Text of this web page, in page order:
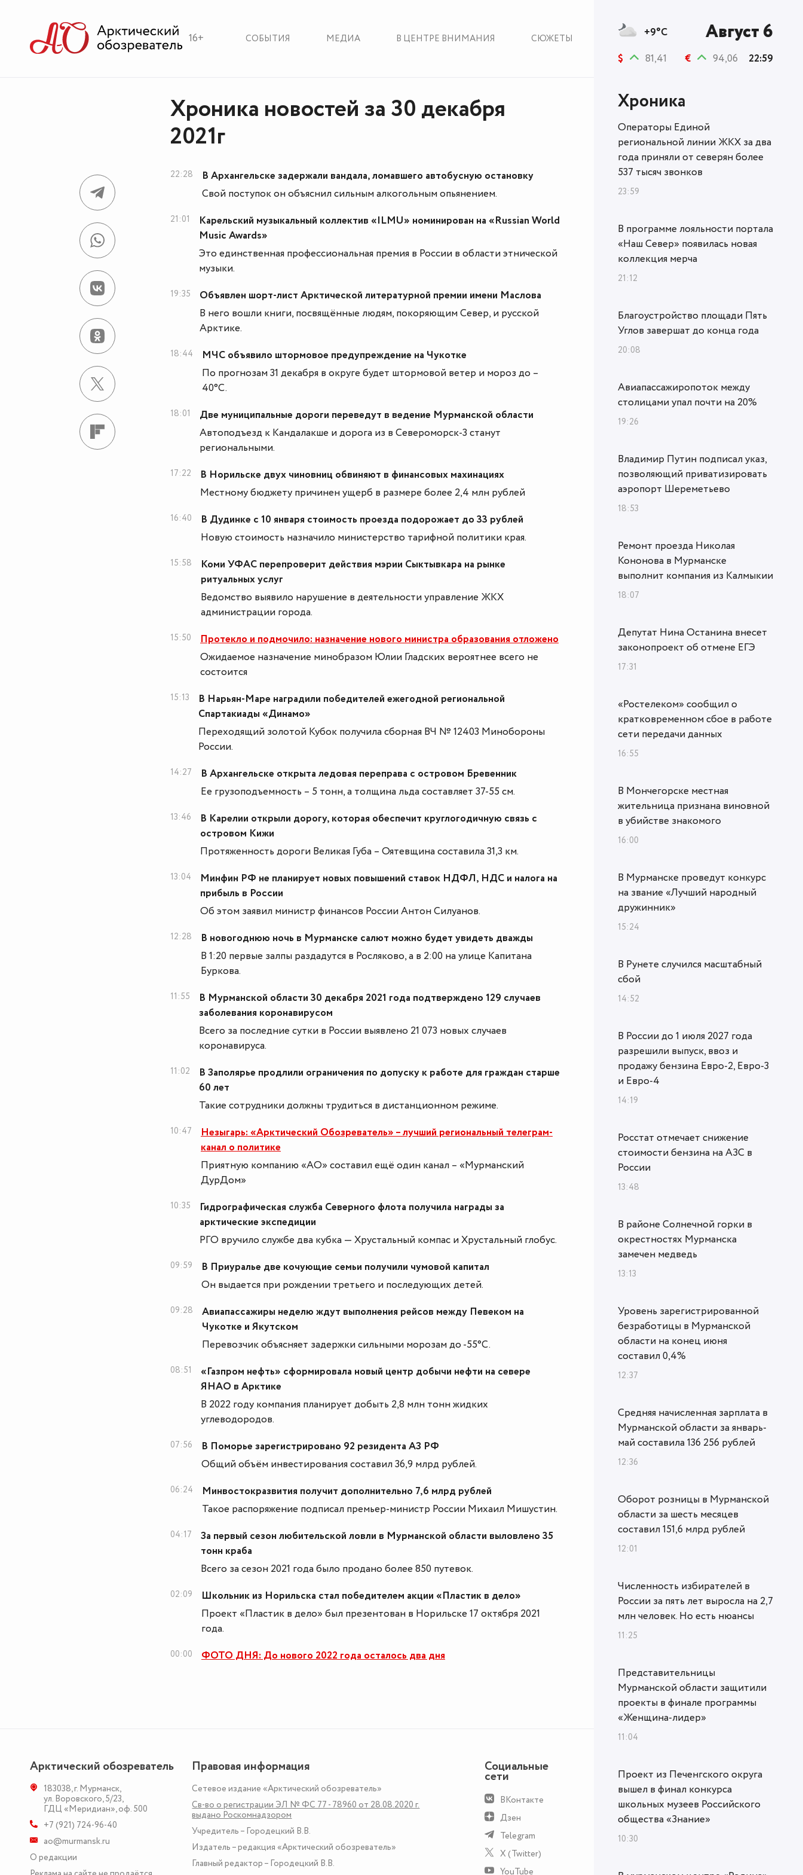
16+ СОБЫТИЯ МЕДИА В ЦЕНТРЕ ВНИМАНИЯ СЮЖЕТЫ
Хроника новостей за 30 декабря
2021г
22:28
В Архангельске задержали вандала, ломавшего автобусную остановку
Свой поступок он объяснил сильным алкогольным опьянением.
21:01
Карельский музыкальный коллектив «ILMU» номинирован на «Russian World
Music Awards»
Это единственная профессиональная премия в России в области этнической
музыки.
19:35
Объявлен шорт-лист Арктической литературной премии имени Маслова
В него вошли книги, посвящённые людям, покоряющим Север, и русской
Арктике.
18:44
МЧС объявило штормовое предупреждение на Чукотке
По прогнозам 31 декабря в округе будет штормовой ветер и мороз до –
40°С.
18:01
Две муниципальные дороги переведут в ведение Мурманской области
Автоподъезд к Кандалакше и дорога из в Североморск-3 станут
региональными.
17:22
В Норильске двух чиновниц обвиняют в финансовых махинациях
Местному бюджету причинен ущерб в размере более 2,4 млн рублей
16:40
В Дудинке с 10 января стоимость проезда подорожает до 33 рублей
Новую стоимость назначило министерство тарифной политики края.
15:58
Коми УФАС перепроверит действия мэрии Сыктывкара на рынке
ритуальных услуг
Ведомство выявило нарушение в деятельности управление ЖКХ
администрации города.
15:50
Протекло и подмочило: назначение нового министра образования отложено
Ожидаемое назначение минобразом Юлии Гладских вероятнее всего не
состоится
15:13
В Нарьян-Маре наградили победителей ежегодной региональной
Спартакиады «Динамо»
Переходящий золотой Кубок получила сборная ВЧ № 12403 Минобороны
России.
14:27
В Архангельске открыта ледовая переправа с островом Бревенник
Ее грузоподъемность – 5 тонн, а толщина льда составляет 37-55 см.
13:46
В Карелии открыли дорогу, которая обеспечит круглогодичную связь с
островом Кижи
Протяженность дороги Великая Губа – Оятевщина составила 31,3 км.
13:04
Минфин РФ не планирует новых повышений ставок НДФЛ, НДС и налога на
прибыль в России
Об этом заявил министр финансов России Антон Силуанов.
12:28
В новогоднюю ночь в Мурманске салют можно будет увидеть дважды
В 1:20 первые залпы раздадутся в Росляково, а в 2:00 на улице Капитана
Буркова.
11:55
В Мурманской области 30 декабря 2021 года подтверждено 129 случаев
заболевания коронавирусом
Всего за последние сутки в России выявлено 21 073 новых случаев
коронавируса.
11:02
В Заполярье продлили ограничения по допуску к работе для граждан старше
60 лет
Такие сотрудники должны трудиться в дистанционном режиме.
10:47
Незыгарь: «Арктический Обозреватель» – лучший региональный телеграм-
канал о политике
Приятную компанию «АО» составил ещё один канал – «Мурманский
ДурДом»
10:35
Гидрографическая служба Северного флота получила награды за
арктические экспедиции
РГО вручило службе два кубка — Хрустальный компас и Хрустальный глобус.
09:59
В Приуралье две кочующие семьи получили чумовой капитал
Он выдается при рождении третьего и последующих детей.
09:28
Авиапассажиры неделю ждут выполнения рейсов между Певеком на
Чукотке и Якутском
Перевозчик объясняет задержки сильными морозам до -55°С.
08:51
«Газпром нефть» сформировала новый центр добычи нефти на севере
ЯНАО в Арктике
В 2022 году компания планирует добыть 2,8 млн тонн жидких
углеводородов.
07:56
В Поморье зарегистрировано 92 резидента АЗ РФ
Общий объём инвестирования составил 36,9 млрд рублей.
06:24
Минвостокразвития получит дополнительно 7,6 млрд рублей
Такое распоряжение подписал премьер-министр России Михаил Мишустин.
04:17
За первый сезон любительской ловли в Мурманской области выловлено 35
тонн краба
Всего за сезон 2021 года было продано более 850 путевок.
02:09
Школьник из Норильска стал победителем акции «Пластик в дело»
Проект «Пластик в дело» был презентован в Норильске 17 октября 2021
года.
00:00 ФОТО ДНЯ: До нового 2022 года осталось два дня
Арктический обозреватель
183038,г. Мурманск,
ул. Воровского, 5/23,
ГДЦ «Меридиан», оф. 500
+7 (921) 724-96-40
ao@murmansk.ru
О редакции
Правовая информация
Сетевое издание «Арктический обозреватель»
Св-во о регистрации ЭЛ № ФС 77 - 78960 от 28.08.2020 г.
выдано Роскомнадзором
Учредитель – Городецкий В.В.
Издатель – редакция «Арктический обозреватель»
Главный редактор – Городецкий В.В.
Социальные
сети
ВКонтакте
Дзен
Telegram
X (Twitter)
YouTube
+9°C Август 6
$ 81,41 € 94,06 22:59
Хроника
Операторы Единой
региональной линии ЖКХ за два
года приняли от северян более
537 тысяч звонков
23:59
В программе лояльности портала
«Наш Север» появилась новая
коллекция мерча
21:12
Благоустройство площади Пять
Углов завершат до конца года
20:08
Авиапассажиропоток между
столицами упал почти на 20%
19:26
Владимир Путин подписал указ,
позволяющий приватизировать
аэропорт Шереметьево
18:53
Ремонт проезда Николая
Кононова в Мурманске
выполнит компания из Калмыкии
18:07
Депутат Нина Останина внесет
законопроект об отмене ЕГЭ
17:31
«Ростелеком» сообщил о
кратковременном сбое в работе
сети передачи данных
16:55
В Мончегорске местная
жительница признана виновной
в убийстве знакомого
16:00
В Мурманске проведут конкурс
на звание «Лучший народный
дружинник»
15:24
В Рунете случился масштабный
сбой
14:52
В России до 1 июля 2027 года
разрешили выпуск, ввоз и
продажу бензина Евро-2, Евро-3
и Евро-4
14:19
Росстат отмечает снижение
стоимости бензина на АЗС в
России
13:48
В районе Солнечной горки в
окрестностях Мурманска
замечен медведь
13:13
Уровень зарегистрированной
безработицы в Мурманской
области на конец июня
составил 0,4%
12:37
Средняя начисленная зарплата в
Мурманской области за январь-
май составила 136 256 рублей
12:36
Оборот розницы в Мурманской
области за шесть месяцев
составил 151,6 млрд рублей
12:01
Численность избирателей в
России за пять лет выросла на 2,7
млн человек. Но есть нюансы
11:25
Представительницы
Мурманской области защитили
проекты в финале программы
«Женщина‑лидер»
11:04
Проект из Печенгского округа
вышел в финал конкурса
школьных музеев Российского
общества «Знание»
10:30